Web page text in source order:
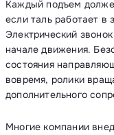
Каждый подъем
если таль работает в
Электрический
начале движения.
состояния
вовремя, ролики
дополнительного
Многие компании